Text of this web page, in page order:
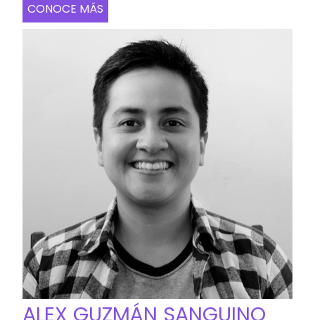
CONOCE MÁS
ALEX GUZMÁN SANGUINO